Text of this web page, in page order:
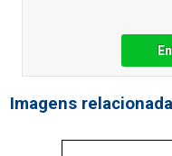
Imagens